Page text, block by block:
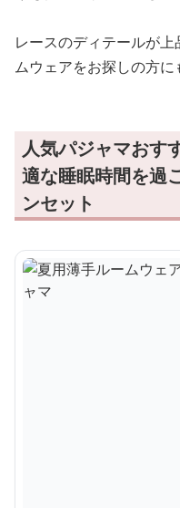
レースのディテールが
ムウェアをお探しの方に
人気パジャマおす
適な睡眠時間を過
ンセット